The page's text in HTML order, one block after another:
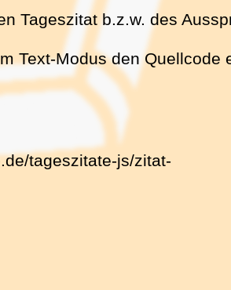
Tageszitat b.z.w. des
Text-Modus den Quellcode
tageszitate-js/zitat-